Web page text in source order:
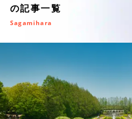
の記事一覧
Sagamihara